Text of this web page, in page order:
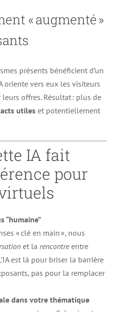
« augmenté »
présents bénéficient d’un
oriente vers eux les visiteurs
offres. Résultat : plus de
utileset potentiellement
IA fait
pour
“humaine”
« clé en main », nous
et la rencontreentre
est là pour briser la barrière
pas pour la remplacer
dans votre thématique